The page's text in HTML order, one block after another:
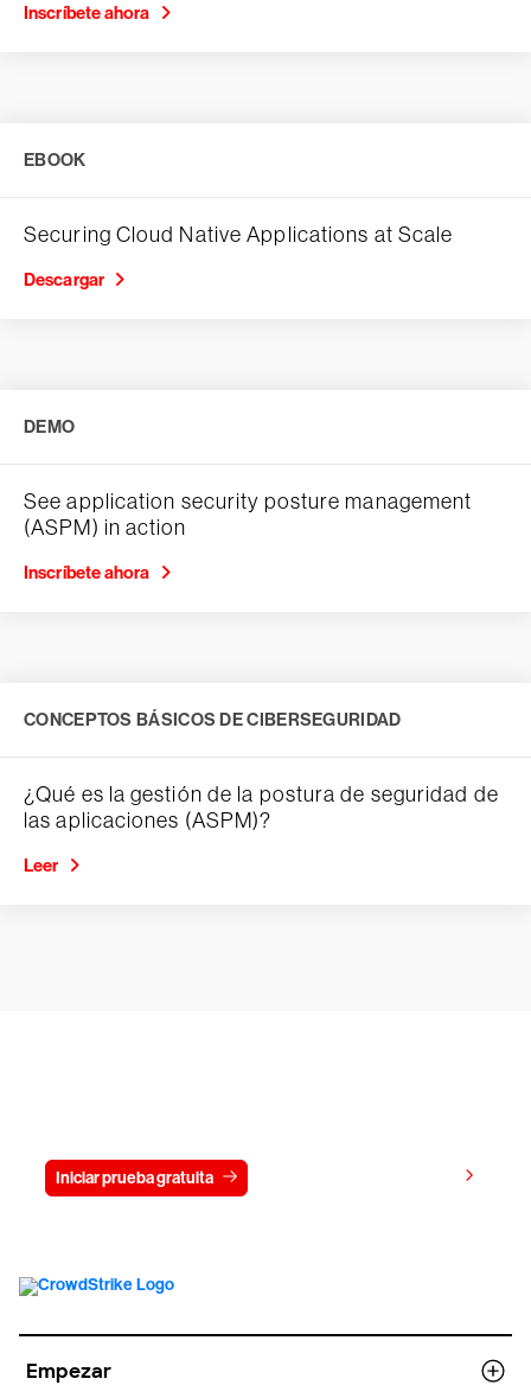
Inscríbete ahora
EBOOK
Securing Cloud Native Applications at Scale
Descargar
DEMO
See application security posture management
(ASPM) in action
Inscríbete ahora
CONCEPTOS BÁSICOS DE CIBERSEGURIDAD
¿Qué es la gestión de la postura de seguridad de
las aplicaciones (ASPM)?
Leer
Iniciar prueba gratuita
Empezar